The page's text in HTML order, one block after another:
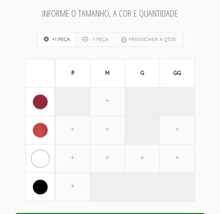
INFORME O TAMANHO, A COR E QUANTIDADE
+1 PEÇA -1 PEÇA PREENCHER A QTDE
P M G GG